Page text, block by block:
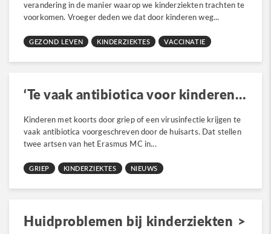
verandering in de manier waarop we kinderziekten trachten te
voorkomen. Vroeger deden we dat door kinderen weg...
GEZOND LEVEN KINDERZIEKTES VACCINATIE
‘Te vaak antibiotica voor kinderen met koorts’
Kinderen met koorts door griep of een virusinfectie krijgen te
vaak antibiotica voorgeschreven door de huisarts. Dat stellen
twee artsen van het Erasmus MC in...
GRIEP KINDERZIEKTES NIEUWS
Huidproblemen bij kinderziekten